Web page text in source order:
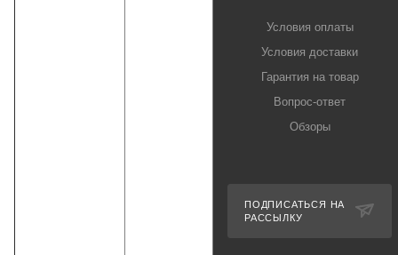
Условия оплаты
Условия доставки
Гарантия на товар
Вопрос-ответ
Обзоры
ПОДПИСАТЬСЯ НА
РАССЫЛКУ